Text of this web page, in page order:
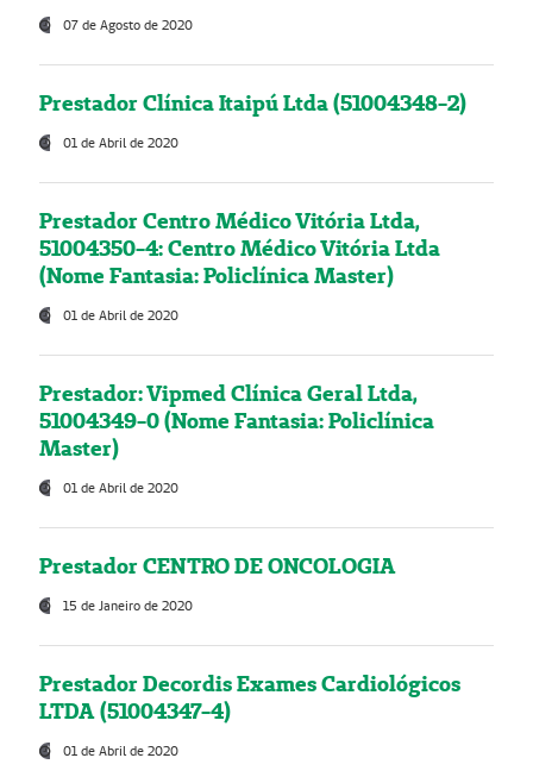
07 de Agosto de 2020
Prestador Clínica Itaipú Ltda (51004348-2)
01 de Abril de 2020
Prestador Centro Médico Vitória Ltda,
51004350-4: Centro Médico Vitória Ltda
(Nome Fantasia: Policlínica Master)
01 de Abril de 2020
Prestador: Vipmed Clínica Geral Ltda,
51004349-0 (Nome Fantasia: Policlínica
Master)
01 de Abril de 2020
Prestador CENTRO DE ONCOLOGIA
15 de Janeiro de 2020
Prestador Decordis Exames Cardiológicos
LTDA (51004347-4)
01 de Abril de 2020